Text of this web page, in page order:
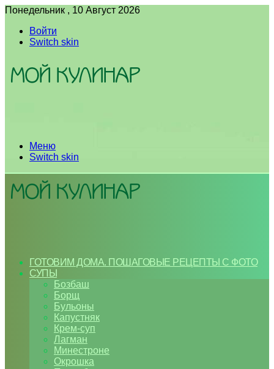
Понедельник , 10 Август 2026
Войти
Switch skin
Меню
Switch skin
ГОТОВИМ ДОМА. ПОШАГОВЫЕ РЕЦЕПТЫ С ФОТО
СУПЫ
Бозбаш
Борщ
Бульоны
Капустняк
Крем-суп
Лагман
Минестроне
Окрошка